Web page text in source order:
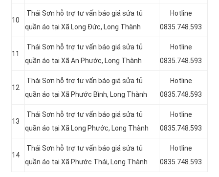
10
Thái Sơn hỗ trợ tư vấn báo giá sửa tủ
quần áo tại Xã Long Đức, Long Thành
Hotline
0835.748.593
11
Thái Sơn hỗ trợ tư vấn báo giá sửa tủ
quần áo tại Xã An Phước, Long Thành
Hotline
0835.748.593
12
Thái Sơn hỗ trợ tư vấn báo giá sửa tủ
quần áo tại Xã Phước Bình, Long Thành
Hotline
0835.748.593
13
Thái Sơn hỗ trợ tư vấn báo giá sửa tủ
quần áo tại Xã Long Phước, Long Thành
Hotline
0835.748.593
14
Thái Sơn hỗ trợ tư vấn báo giá sửa tủ
quần áo tại Xã Phước Thái, Long Thành
Hotline
0835.748.593